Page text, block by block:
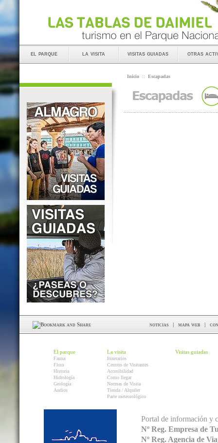
el parque la visita visitas guiadas otras
Inicio :: Escapadas
noticias | mapa web |
El parque
Fauna
Flora
Historia
Hidrología
Geología
Audios
La visita
Itinerarios
Centros de Visitantes
Accesibilidad
Como llegar
Normas de Visita
Tienda / Alquiler
Parte meteorológico
Visitas guiadas
Portal de información y
Nº Reg. Empresa de
Nº Reg. Agencia de